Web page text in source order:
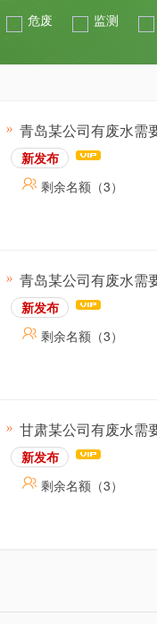
危废 监测
青岛某公司有废水需
新发布
剩余名额（3）
青岛某公司有废水需
新发布
剩余名额（3）
甘肃某公司有废水需
新发布
剩余名额（3）